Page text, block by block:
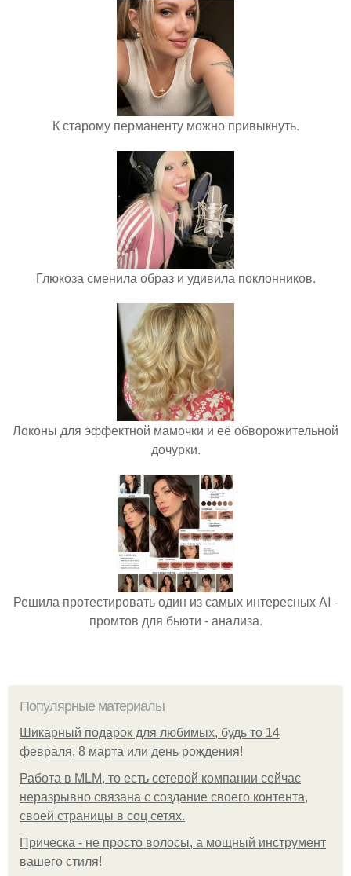
К старому перманенту можно привыкнуть.
Глюкоза сменила образ и удивила поклонников.
Локоны для эффектной мамочки и её обворожительной
дочурки.
Решила протестировать один из самых интересных AI -
промтов для бьюти - анализа.
Популярные материалы
Шикарный подарок для любимых, будь то 14
февраля, 8 марта или день рождения!
Работа в MLM, то есть сетевой компании сейчас
неразрывно связана с создание своего контента,
своей страницы в соц сетях.
Прическа - не просто волосы, а мощный инструмент
вашего стиля!